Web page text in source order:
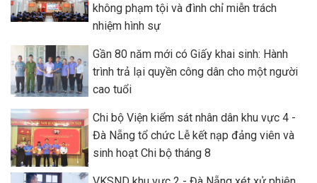
không phạm tội và đình chỉ miễn trách
nhiệm hình sự
Gần 80 năm mới có Giấy khai sinh: Hành
trình trả lại quyền công dân cho một người
cao tuổi
Chi bộ Viện kiểm sát nhân dân khu vực 4 -
Đà Nẵng tổ chức Lễ kết nạp đảng viên và
sinh hoạt Chi bộ tháng 8